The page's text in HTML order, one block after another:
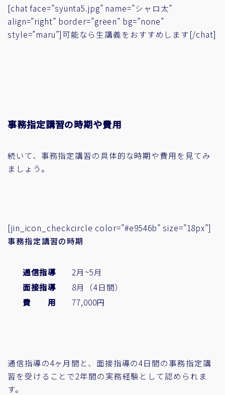
[chat face=”syunta5.jpg” name=”シャロ太”
align=”right” border=”green” bg=”none”
style=”maru”]可能なら生講義をおすすめします[/chat]
事務指定講習の時期や費用
続いて、事務指定講習の具体的な時期や費用を見てみ
ましょう。
[jin_icon_checkcircle color=”#e9546b” size=”18px”]
事務指定講習の時期
通信指導
2月~5月
面接指導
8月（4日間）
費 用
77,000円
通信指導の4ヶ月間と、面接指導の4日間の事務指定講
習を受けることで2年間の実務経験として認められま
す。